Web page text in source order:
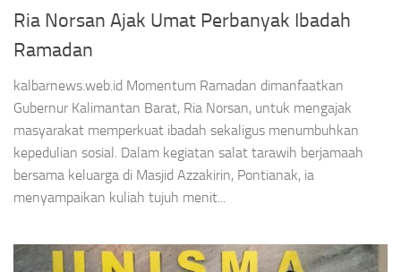
Ria Norsan Ajak Umat Perbanyak Ibadah
Ramadan
kalbarnews.web.id Momentum Ramadan dimanfaatkan
Gubernur Kalimantan Barat, Ria Norsan, untuk mengajak
masyarakat memperkuat ibadah sekaligus menumbuhkan
kepedulian sosial. Dalam kegiatan salat tarawih berjamaah
bersama keluarga di Masjid Azzakirin, Pontianak, ia
menyampaikan kuliah tujuh menit...